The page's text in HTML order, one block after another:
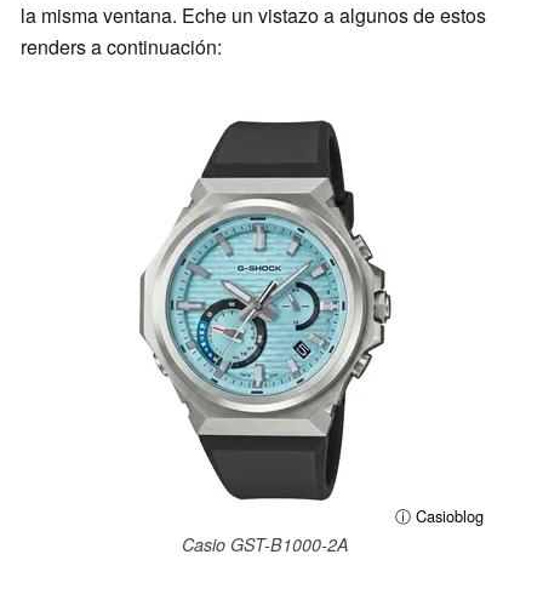
la misma ventana. Eche un vistazo a algunos de estos
renders a continuación:
ⓘ Casioblog
Casio GST-B1000-2A